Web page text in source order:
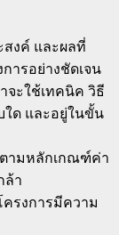
สงค์ และผลที่
ารอย่างชัดเจน
จะใช้เทคนิค วิธี
ใด และอยู่ในขั้น
ตามหลักเกณฑ์ค่า
ล้า
รงการมีความ